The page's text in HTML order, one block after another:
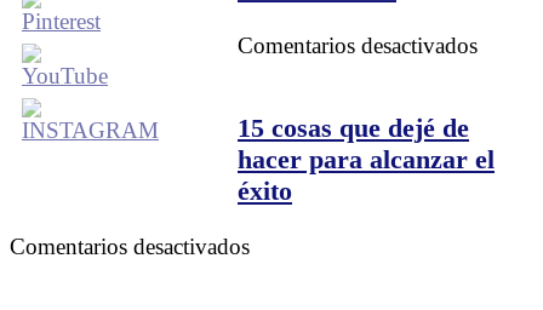
Comentarios desactivadosen
en
15 cosas que dejé de
hacer para alcanzar el
éxito
Comentarios desactivadosen